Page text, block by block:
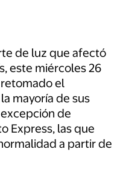
de luz que afectó
este miércoles 26
el
mayoría de sus
de
Express, las que
a partir de